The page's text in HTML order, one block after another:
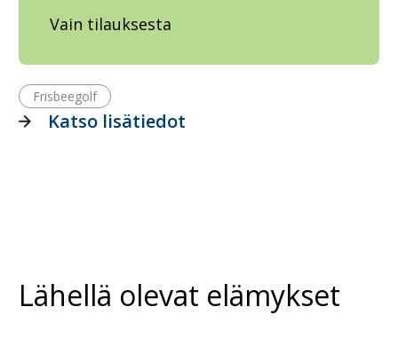
Vain tilauksesta
Frisbeegolf
Katso lisätiedot
Lähellä olevat elämykset